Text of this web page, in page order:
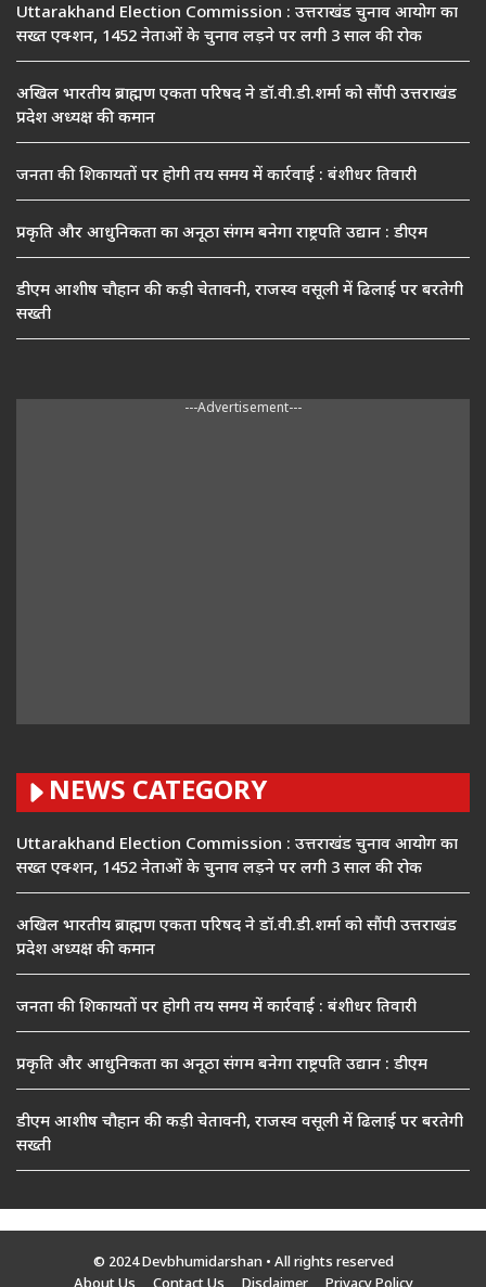
Uttarakhand Election Commission : उत्तराखंड चुनाव आयोग का
सख्त एक्शन, 1452 नेताओं के चुनाव लड़ने पर लगी 3 साल की रोक
अखिल भारतीय ब्राह्मण एकता परिषद ने डॉ.वी.डी.शर्मा को सौंपी उत्तराखंड
प्रदेश अध्यक्ष की कमान
जनता की शिकायतों पर होगी तय समय में कार्रवाई : बंशीधर तिवारी
प्रकृति और आधुनिकता का अनूठा संगम बनेगा राष्ट्रपति उद्यान : डीएम
डीएम आशीष चौहान की कड़ी चेतावनी, राजस्व वसूली में ढिलाई पर बरतेगी
सख्ती
---Advertisement---
NEWS CATEGORY
Uttarakhand Election Commission : उत्तराखंड चुनाव आयोग का
सख्त एक्शन, 1452 नेताओं के चुनाव लड़ने पर लगी 3 साल की रोक
अखिल भारतीय ब्राह्मण एकता परिषद ने डॉ.वी.डी.शर्मा को सौंपी उत्तराखंड
प्रदेश अध्यक्ष की कमान
जनता की शिकायतों पर होगी तय समय में कार्रवाई : बंशीधर तिवारी
प्रकृति और आधुनिकता का अनूठा संगम बनेगा राष्ट्रपति उद्यान : डीएम
डीएम आशीष चौहान की कड़ी चेतावनी, राजस्व वसूली में ढिलाई पर बरतेगी
सख्ती
© 2024 Devbhumidarshan • All rights reserved